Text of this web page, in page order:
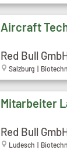
Aircraft
Red Bull
Salzburg |
Mitarbeiter
Red Bull
Ludesch |